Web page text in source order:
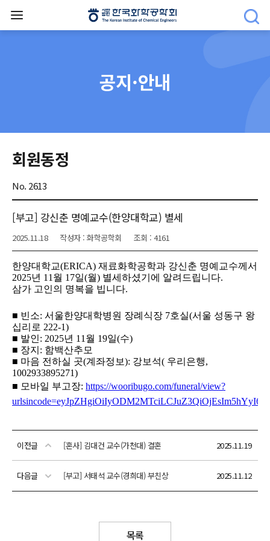
공지·안내
회원동정
No. 2613
[부고] 강신춘 명예교수(한양대학교) 별세
2025.11.18 작성자 : 화학공학회 조회 : 4161
이전글 [혼사] 김대건 교수(가천대) 결혼 2025.11.19
다음글 [부고] 서태석 교수(경희대) 부친상 2025.11.12
목록